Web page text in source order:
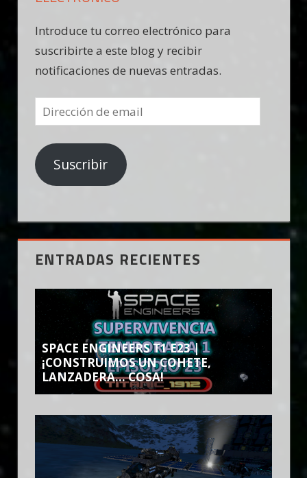
Introduce tu correo electrónico para
suscribirte a este blog y recibir
notificaciones de nuevas entradas.
Dirección
de
email
Suscribir
ENTRADAS RECIENTES
SPACE ENGINEERS T1 E23 |
¡CONSTRUIMOS UN COHETE,
LANZADERA… COSA!